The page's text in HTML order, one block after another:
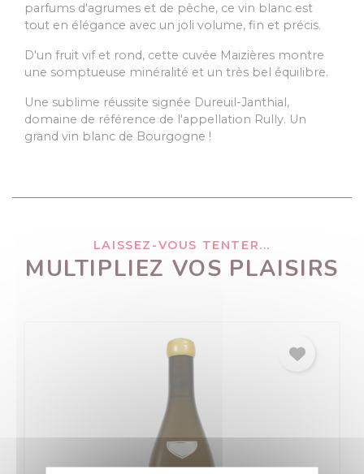
parfums d'agrumes et de pêche, ce vin blanc est
tout en élégance avec un joli volume, fin et précis.
D'un fruit vif et rond, cette cuvée Maizières montre
une somptueuse minéralité et un très bel équilibre.
Une sublime réussite signée Dureuil-Janthial,
domaine de référence de l'appellation Rully. Un
grand vin blanc de Bourgogne !
LAISSEZ-VOUS TENTER...
MULTIPLIEZ VOS PLAISIRS